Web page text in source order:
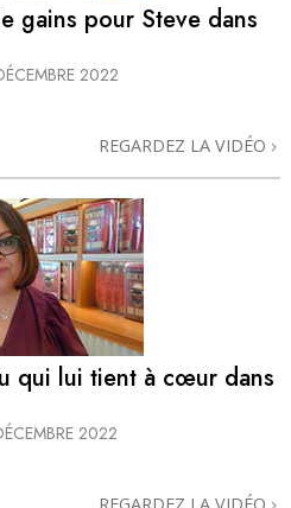
gains pour Steve dans
2022
REGARDEZ LA VIDÉO
qui lui tient à cœur dans
2022